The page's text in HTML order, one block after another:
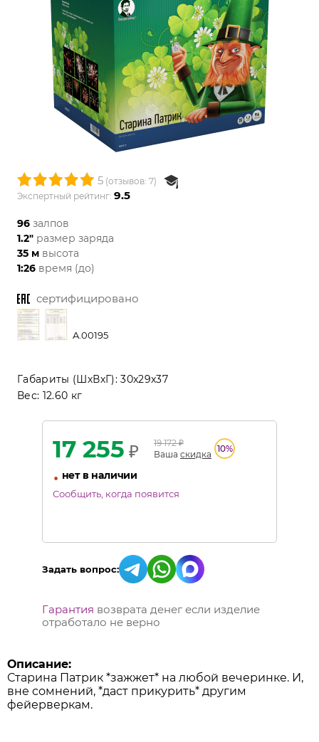
5 (отзывов: 7)
Экспертный рейтинг: 9.5
96 залпов
1.2" размер заряда
35 м высота
1:26 время (до)
сертифицировано
A.00195
Габариты (ШхВхГ):30x29x37
Вес: 12.60 кг
17 255 ₽ 19 172₽
Ваша скидка
10%
• нет в наличии
Сообщить, когда появится
Задать вопрос:
Гарантия возврата денег если изделие
отработало не верно
Описание:
Старина Патрик *зажжет* на любой вечеринке. И,
вне сомнений, *даст прикурить* другим
фейерверкам.